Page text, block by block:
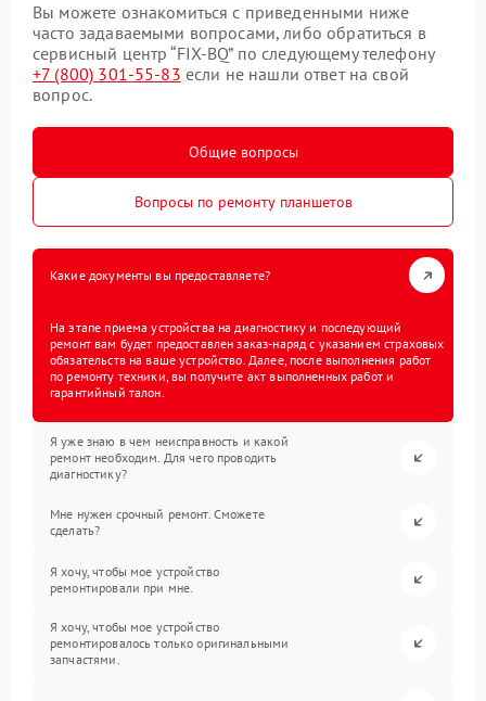
Вы можете ознакомиться с приведенными ниже
часто задаваемыми вопросами, либо обратиться в
сервисный центр “FIX-BQ” по следующему телефону
+7 (800) 301-55-83 если не нашли ответ на свой
вопрос.
Общие вопросы
Вопросы по ремонту планшетов
Какие документы вы предоставляете?
На этапе приема устройства на диагностику и последующий
ремонт вам будет предоставлен заказ-наряд с указанием страховых
обязательств на ваше устройство. Далее, после выполнения работ
по ремонту техники, вы получите акт выполненных работ и
гарантийный талон.
Я уже знаю в чем неисправность и какой
ремонт необходим. Для чего проводить
диагностику?
Мне нужен срочный ремонт. Сможете
сделать?
Я хочу, чтобы мое устройство
ремонтировали при мне.
Я хочу, чтобы мое устройство
ремонтировалось только оригинальными
запчастями.